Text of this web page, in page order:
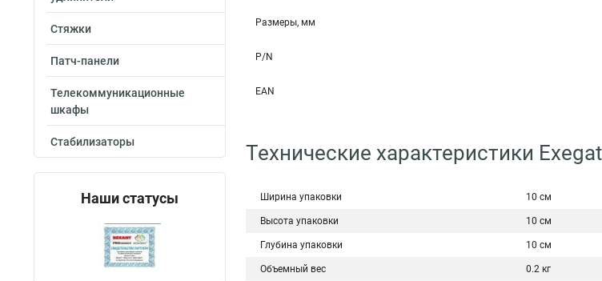
Стяжки
Патч-панели
Телекоммуникационные
шкафы
Стабилизаторы
Наши статусы
Размеры, мм
P/N
EAN
Технические характеристики
Ширина упаковки 10 см
Высота упаковки 10 см
Глубина упаковки 10 см
Объемный вес 0.2 кг